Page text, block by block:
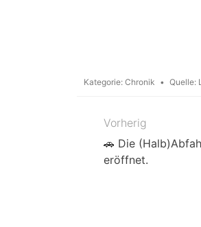
Kategorie: Chronik Quelle:
Vorherig
🚗 Die
eröffnet.